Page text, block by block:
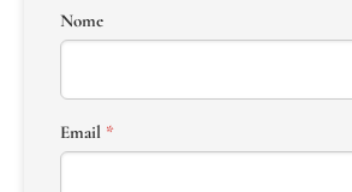
Nome
Email *